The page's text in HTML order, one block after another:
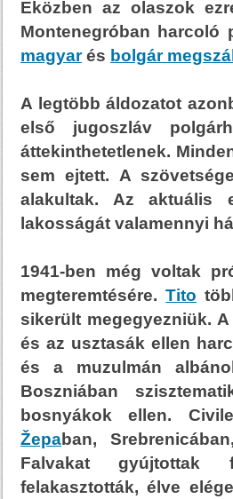
Eközben az olaszok
Montenegróban harcoló
magyarés bolgár
A legtöbb áldozatot
első jugoszláv
áttekinthetetlenek.
sem ejtett. A
alakultak. Az aktuális
lakosságát valamennyi
1941-ben még voltak
megteremtésére.Tito
sikerült megegyezniük. A
és az usztasák ellen
és a muzulmán
Boszniában
bosnyákok ellen.
Žepaban,
Falvakat gyújtottak
felakasztották, élve